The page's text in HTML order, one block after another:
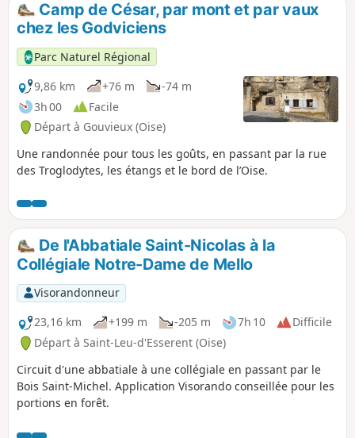
p
Camp de César, par mont et par vaux
chez les Godviciens
Parc Naturel Régional
9,86 km
+76 m
-74 m
3h 00
Facile
Départ à Gouvieux (Oise)
Une randonnée pour tous les goûts, en passant par la rue
des Troglodytes, les étangs et le bord de l’Oise.
De l'Abbatiale Saint-Nicolas à la
Collégiale Notre-Dame de Mello
Visorandonneur
23,16 km
+199 m -205 m 7h 10
Difficile
Départ à Saint-Leu-d'Esserent (Oise)
Circuit d'une abbatiale à une collégiale en passant par le
Bois Saint-Michel. Application Visorando conseillée pour les
portions en forêt.